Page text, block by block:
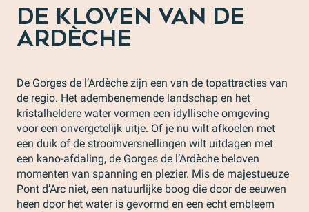
DE KLOVEN VAN DE
ARDÈCHE
De Gorges de l’Ardèche zijn een van de topattracties van
de regio. Het adembenemende landschap en het
kristalheldere water vormen een idyllische omgeving
voor een onvergetelijk uitje. Of je nu wilt afkoelen met
een duik of de stroomversnellingen wilt uitdagen met
een kano-afdaling, de Gorges de l’Ardèche beloven
momenten van spanning en plezier. Mis de majestueuze
Pont d’Arc niet, een natuurlijke boog die door de eeuwen
heen door het water is gevormd en een echt embleem